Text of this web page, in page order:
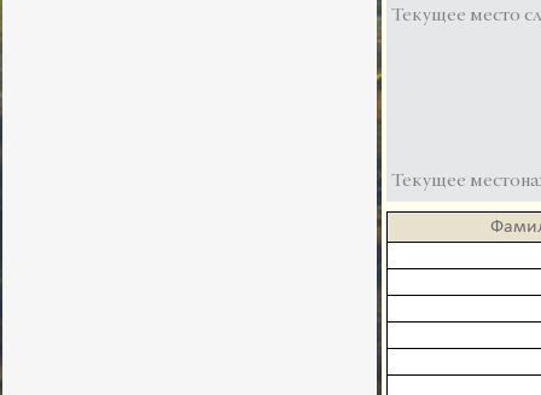
Текущее место
Текущее